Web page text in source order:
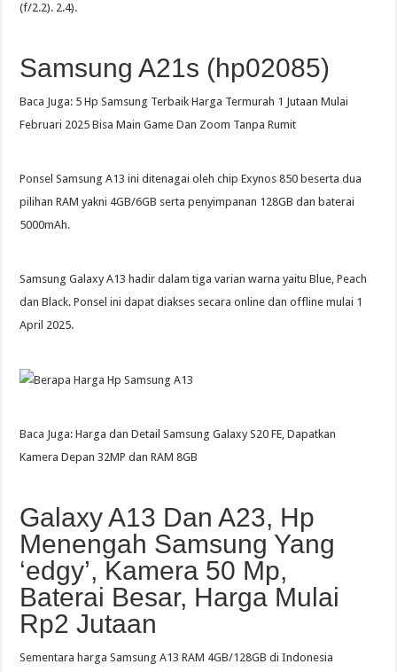
(f/2.2). 2.4).
Samsung A21s (hp02085)
Baca Juga: 5 Hp Samsung Terbaik Harga Termurah 1 Jutaan Mulai
Februari 2025 Bisa Main Game Dan Zoom Tanpa Rumit
Ponsel Samsung A13 ini ditenagai oleh chip Exynos 850 beserta dua
pilihan RAM yakni 4GB/6GB serta penyimpanan 128GB dan baterai
5000mAh.
Samsung Galaxy A13 hadir dalam tiga varian warna yaitu Blue, Peach
dan Black. Ponsel ini dapat diakses secara online dan offline mulai 1
April 2025.
Baca Juga: Harga dan Detail Samsung Galaxy S20 FE, Dapatkan
Kamera Depan 32MP dan RAM 8GB
Galaxy A13 Dan A23, Hp
Menengah Samsung Yang
‘edgy’, Kamera 50 Mp,
Baterai Besar, Harga Mulai
Rp2 Jutaan
Sementara harga Samsung A13 RAM 4GB/128GB di Indonesia